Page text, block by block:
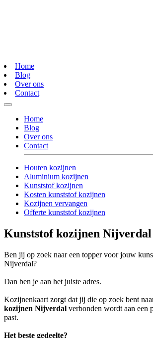
Home
Blog
Over ons
Contact
Home
Blog
Over ons
Contact
Houten kozijnen
Aluminium kozijnen
Kunststof kozijnen
Kosten kunststof kozijnen
Kozijnen vervangen
Offerte kunststof kozijnen
Kunststof kozijnen Nijverdal
Ben jij op zoek naar een topper voor jouw
Nijverdal?
Dan ben je aan het juiste adres.
Kozijnenkaart zorgt dat jij die op zoek bent
kozijnen Nijverdal verbonden wordt aan een
past.
Het beste gedeelte?